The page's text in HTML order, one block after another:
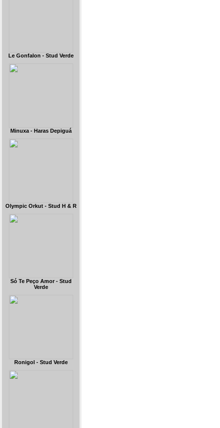
Le Gonfalon - Stud Verde
Minuxa - Haras Depiguá
Olympic Orkut - Stud H & R
Só Te Peço Amor - Stud
Verde
Ronigol - Stud Verde